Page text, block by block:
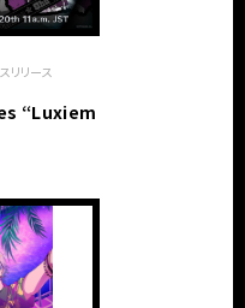
リリース
“Luxiem